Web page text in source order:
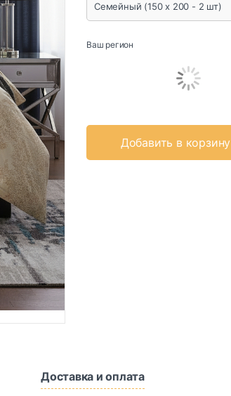
Семейный (150 x 200 - 2 шт)
Ваш регион
Добавить в корзину
Доставка и оплата